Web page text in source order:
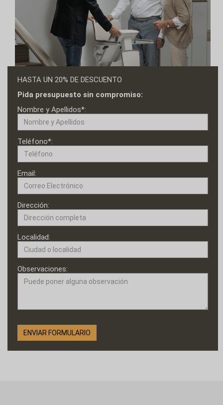
HASTA UN 20% DE DESCUENTO
Pida presupuesto sin compromiso:
Nombre y Apellidos*:
Teléfono*:
Email:
Dirección:
Localidad:
Observaciones: